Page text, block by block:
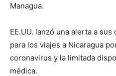
Managua.
EE.UU. lanzó una alerta a
para los viajes a Nicaragua
coronavirus y la limitada
médica.